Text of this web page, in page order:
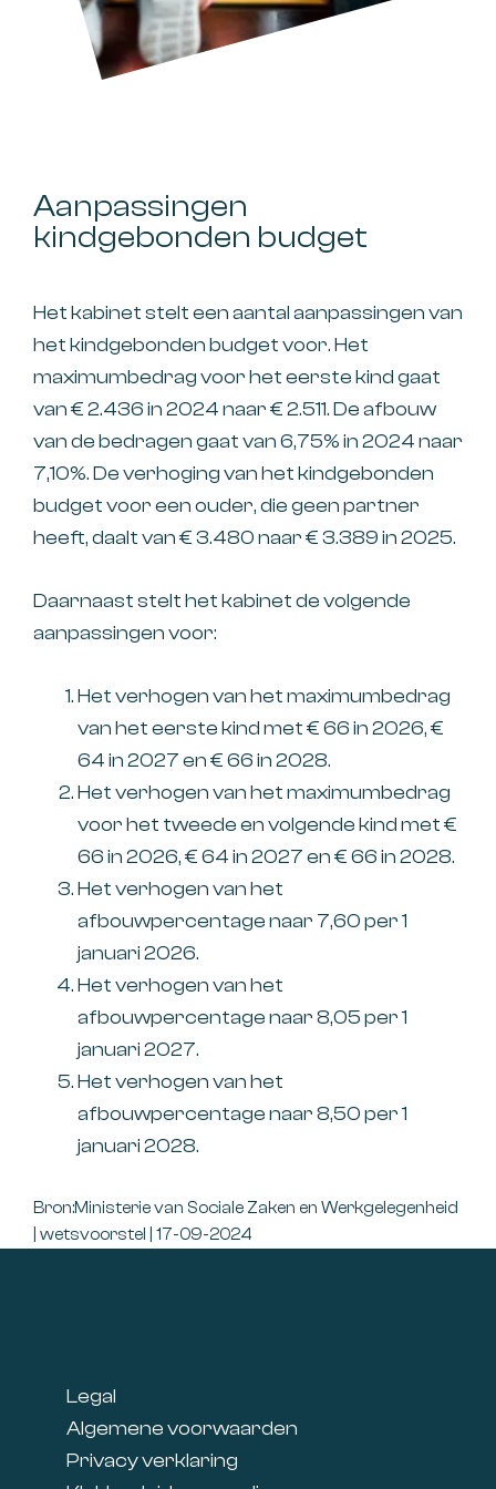
Aanpassingen
kindgebonden budget
Het kabinet stelt een aantal aanpassingen van
het kindgebonden budget voor. Het
maximumbedrag voor het eerste kind gaat
van € 2.436 in 2024 naar € 2.511. De afbouw
van de bedragen gaat van 6,75% in 2024 naar
7,10%. De verhoging van het kindgebonden
budget voor een ouder, die geen partner
heeft, daalt van € 3.480 naar € 3.389 in 2025.
Daarnaast stelt het kabinet de volgende
aanpassingen voor:
Het verhogen van het maximumbedrag
van het eerste kind met € 66 in 2026, €
64 in 2027 en € 66 in 2028.
Het verhogen van het maximumbedrag
voor het tweede en volgende kind met €
66 in 2026, € 64 in 2027 en € 66 in 2028.
Het verhogen van het
afbouwpercentage naar 7,60 per 1
januari 2026.
Het verhogen van het
afbouwpercentage naar 8,05 per 1
januari 2027.
Het verhogen van het
afbouwpercentage naar 8,50 per 1
januari 2028.
Bron:Ministerie van Sociale Zaken en Werkgelegenheid
| wetsvoorstel | 17-09-2024
Legal
Algemene voorwaarden
Privacy verklaring